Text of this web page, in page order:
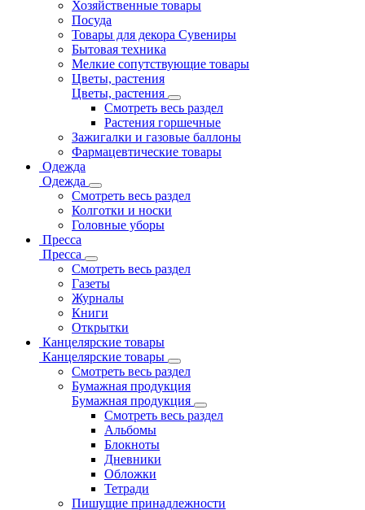
Хозяйственные товары
Посуда
Товары для декора Сувениры
Бытовая техника
Мелкие сопутствующие товары
Цветы, растения
Цветы, растения
Смотреть весь раздел
Растения горшечные
Зажигалки и газовые баллоны
Фармацевтические товары
Одежда
Одежда
Смотреть весь раздел
Колготки и носки
Головные уборы
Пресса
Пресса
Смотреть весь раздел
Газеты
Журналы
Книги
Открытки
Канцелярские товары
Канцелярские товары
Смотреть весь раздел
Бумажная продукция
Бумажная продукция
Смотреть весь раздел
Альбомы
Блокноты
Дневники
Обложки
Тетради
Пишущие принадлежности